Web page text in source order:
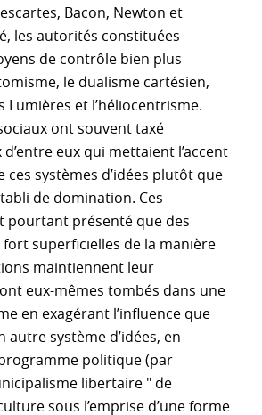
Bacon, Newton et
les autorités constituées
de contrôle bien plus
le dualisme cartésien,
Lumières et l’héliocentrisme.
ont souvent taxé
d’entre eux qui mettaient l’accent
ces systèmes d’idées plutôt que
de domination. Ces
pourtant présenté que des
superficielles de la manière
maintiennent leur
eux-mêmes tombés dans une
en exagérant l’influence que
système d’idées, en
politique (par
libertaire " de
sous l’emprise d’une forme